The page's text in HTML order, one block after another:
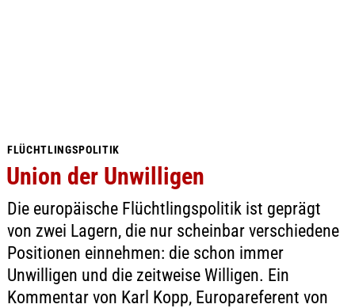
FLÜCHTLINGSPOLITIK
Union der Unwilligen
Die europäische Flüchtlingspolitik ist geprägt
von zwei Lagern, die nur scheinbar verschiedene
Positionen einnehmen: die schon immer
Unwilligen und die zeitweise Willigen. Ein
Kommentar von Karl Kopp, Europareferent von